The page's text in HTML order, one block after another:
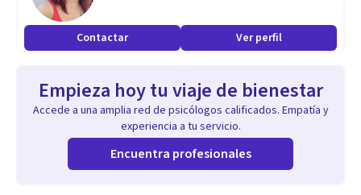
Contactar Ver perfil
Empieza hoy tu viaje de bienestar
Accede a una amplia red de psicólogos calificados. Empatía y
experiencia a tu servicio.
Encuentra profesionales